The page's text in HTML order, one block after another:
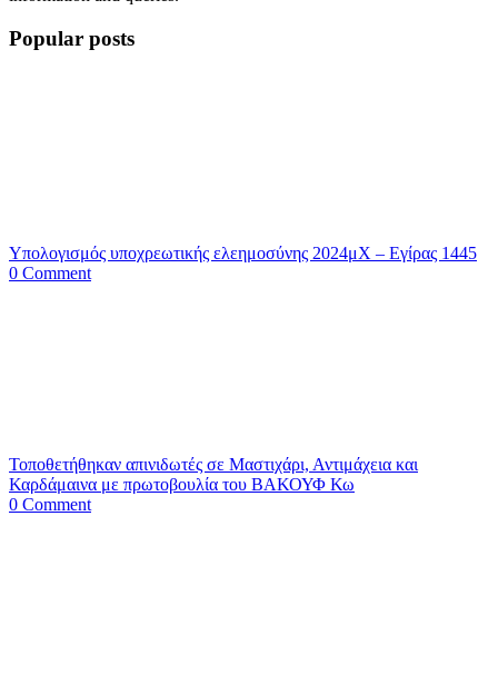
Popular posts
Υπολογισμός υποχρεωτικής ελεημοσύνης 2024μΧ – Εγίρας 1445
0 Comment
Τοποθετήθηκαν απινιδωτές σε Μαστιχάρι, Αντιμάχεια και
Καρδάμαινα με πρωτοβουλία του ΒΑΚΟΥΦ Κω
0 Comment